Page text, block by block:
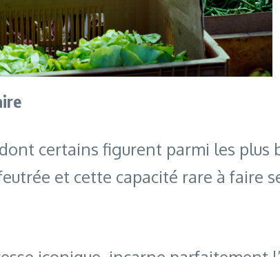
certains figurent parmi les plus
et cette capacité rare à faire